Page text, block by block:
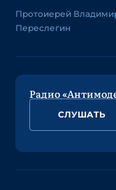
Протоиерей
Переслегин
Радио
СЛУШАТЬ